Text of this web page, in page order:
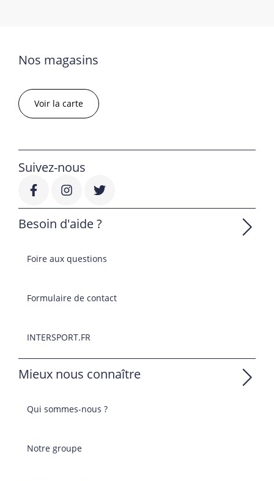
Nos magasins
Voir la carte
Suivez-nous
Besoin d'aide ?
Foire aux questions
Formulaire de contact
INTERSPORT.FR
Mieux nous connaître
Qui sommes-nous ?
Notre groupe